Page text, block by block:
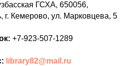
ГСХА, 650056,
г. Кемерово, ул. Марковцева, 5
+7-923-507-1289
library82@mail.ru